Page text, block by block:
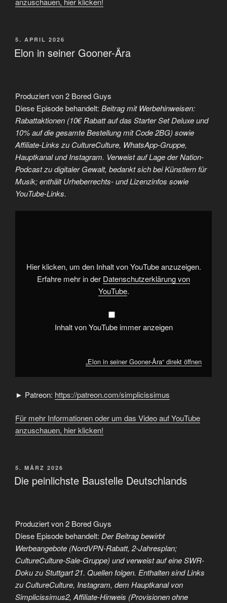
VERÖFFENTLICHT
AM
5. APRIL 2026
Elon in seiner Gooner-Ära
Produziert von 2 Bored Guys
Diese Episode behandelt: Beitrag mit Werbehinweisen:
Rabattaktionen (10€ Rabatt auf das Starter Set Deluxe und
10% auf die gesamte Bestellung mit Code 2BG) sowie
Affiliate-Links zu CultureCulture, WhatsApp-Gruppe,
Hauptkanal und Instagram. Verweist auf Lage der Nation-
Podcast zu digitaler Gewalt, bedankt sich bei Künstlern für
Musik; enthält Urheberrechts- und Lizenzinfos sowie
YouTube-Links.
„Elon
anzeigen
Hier klicken, um den Inhalt von YouTube anzuzeigen.
Erfahre mehr in der Datenschutzerklärung von
YouTube.
Inhalt von YouTube immer anzeigen
„Elon in seiner Gooner-Ära“ direkt öffnen
► Patreon: https://patreon.com/simplicissimus
Für mehr Informationen oder um das Video auf YouTube
anzuschauen, hier klicken!
VERÖFFENTLICHT
AM
5. MÄRZ 2026
Die peinlichste Baustelle Deutschlands
Produziert von 2 Bored Guys
Diese Episode behandelt: Der Beitrag bewirbt
Werbeangebote (NordVPN-Rabatt, 2-Jahresplan;
CultureCulture-Sale-Gruppe) und verweist auf eine SWR-
Doku zu Stuttgart 21. Quellen folgen. Enthalten sind Links
zu CultureCulture, Instagram, dem Hauptkanal von
Simplicissimus2, Affiliate-Hinweis (Provisionen ohne